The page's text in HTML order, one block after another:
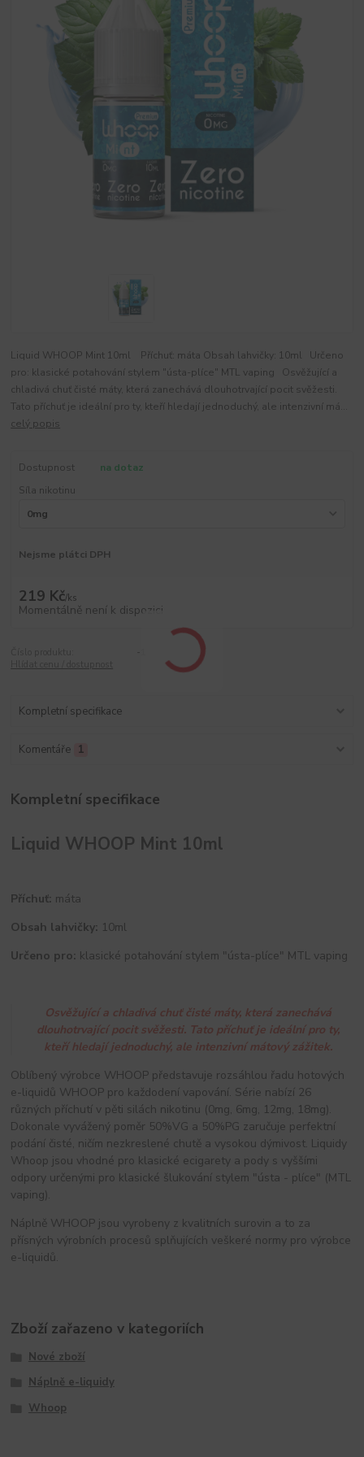
Liquid WHOOP Mint 10ml Příchuť: máta Obsah lahvičky: 10ml Určeno
pro: klasické potahování stylem "ústa-plíce" MTL vaping Osvěžující a
chladivá chuť čisté máty, která zanechává dlouhotrvající pocit svěžesti.
Tato příchuť je ideální pro ty, kteří hledají jednoduchý, ale intenzivní má...
celý popis
Dostupnost
na dotaz
Síla nikotinu
Nejsme plátci DPH
219 Kč/ks
Momentálně není k dispozici
Kompletní specifikace
Komentáře 1
Kompletní specifikace
Liquid WHOOP Mint 10ml
Příchuť: máta
Obsah lahvičky: 10ml
Určeno pro: klasické potahování stylem "ústa-plíce" MTL vaping
Osvěžující a chladivá chuť čisté máty, která zanechává
dlouhotrvající pocit svěžesti. Tato příchuť je ideální pro ty,
kteří hledají jednoduchý, ale intenzivní mátový zážitek.
Oblíbený výrobce WHOOP představuje rozsáhlou řadu hotových
e-liquidů WHOOP pro každodení vapování. Série nabízí 26
různých příchutí v pěti silách nikotinu (0mg, 6mg, 12mg, 18mg).
Dokonale vyvážený poměr 50%VG a 50%PG zaručuje perfektní
podání čisté, ničím nezkreslené chutě a vysokou dýmivost. Liquidy
Whoop jsou vhodné pro klasické ecigarety a pody s vyššími
odpory určenými pro klasické šlukování stylem "ústa - plíce" (MTL
vaping).
Náplně WHOOP jsou vyrobeny z kvalitních surovin a to za
přísných výrobních procesů splňujících veškeré normy pro výrobce
e-liquidů.
Zboží zařazeno v kategoriích
Nové zboží
Náplně e-liquidy
Whoop